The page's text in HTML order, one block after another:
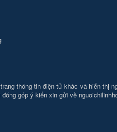
thông tin điện tử khác và hiển thị
góp ý kiến xin gửi về